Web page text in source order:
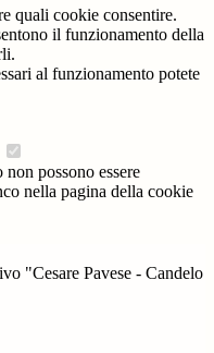
quali cookie consentire.
il funzionamento della
al funzionamento potete
possono essere
nella pagina della cookie
"Cesare Pavese - Candelo